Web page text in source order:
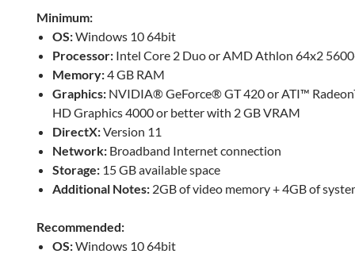
Minimum:
OS:Windows 10 64bit
Processor: Intel Core 2 Duo or AMD Athlon 64x2
Memory:4 GB RAM
Graphics: NVIDIA® GeForce® GT 420 or ATI™
HD Graphics 4000 or better with 2 GB VRAM
DirectX:Version 11
Network: Broadband Internet connection
Storage: 15 GB available space
Additional Notes: 2GB of video memory + 4GB of
Recommended:
OS:Windows 10 64bit